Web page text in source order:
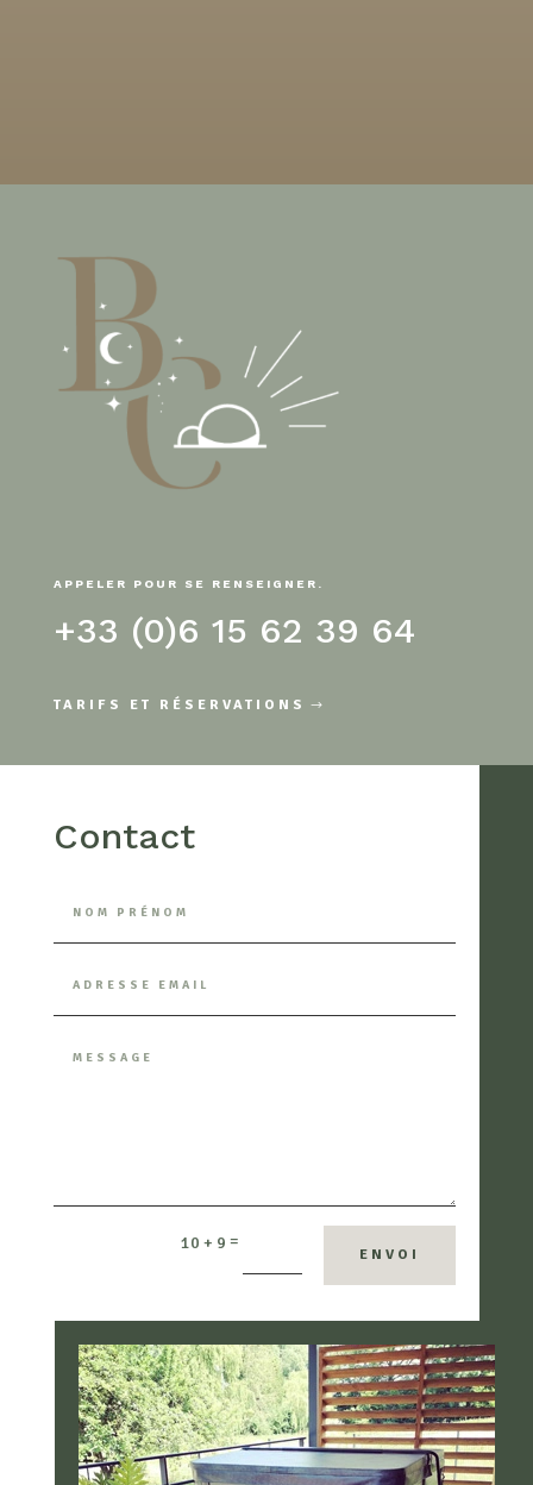
APPELER POUR SE RENSEIGNER.
+33 (0)6 15 62 39 64
TARIFS ET RÉSERVATIONS
Contact
10 + 9 =
ENVOI